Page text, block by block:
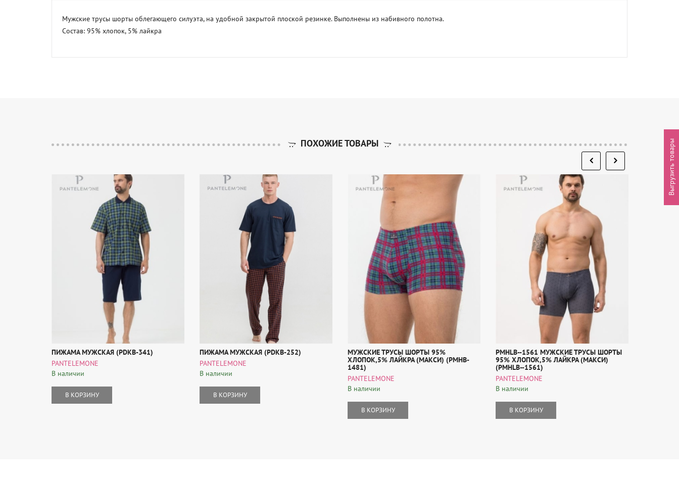
Мужские трусы шорты облегающего силуэта, на удобной закрытой плоской резинке. Выполнены из набивного полотна.
Состав: 95% хлопок, 5% лайкра
ПОХОЖИЕ ТОВАРЫ
ПИЖАМА МУЖСКАЯ (PDKB-341)
PANTELEMONE
В наличии
В КОРЗИНУ
ПИЖАМА МУЖСКАЯ (PDKB-252)
PANTELEMONE
В наличии
В КОРЗИНУ
МУЖСКИЕ ТРУСЫ ШОРТЫ 95%
ХЛОПОК,5% ЛАЙКРА (МАКСИ) (PMHB-
1481)
PANTELEMONE
В наличии
В КОРЗИНУ
PMHLB--1561 МУЖСКИЕ ТРУСЫ ШОРТЫ
95% ХЛОПОК,5% ЛАЙКРА (МАКСИ)
(PMHLB--1561)
PANTELEMONE
В наличии
В КОРЗИНУ
Выгрузить товары